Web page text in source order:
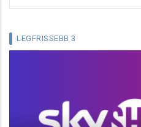
LEGFRISSEBB 3